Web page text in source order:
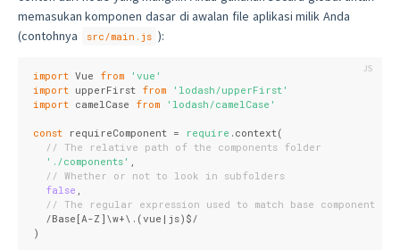
memasukan komponen dasar di awalan file aplikasi milik Anda
(contohnya
src/main.js ):
import Vue from
'vue'
import upperFirst from
'lodash/upperFirst'
import camelCase from 'lodash/camelCase'
const requireComponent = require .context(
// The relative path of the components folder
'./components' ,
// Whether or not to look in subfolders
false ,
// The regular expression used to match base component
  /Base[A-Z]\w+\.(vue|js)$/
)